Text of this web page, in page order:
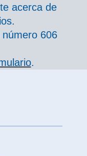
acerca de
606
.